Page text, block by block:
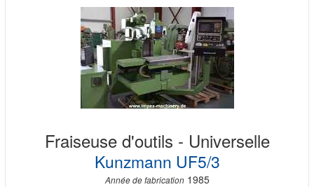
Fraiseuse d'outils - Universelle
Kunzmann UF5/3
Année de fabrication1985